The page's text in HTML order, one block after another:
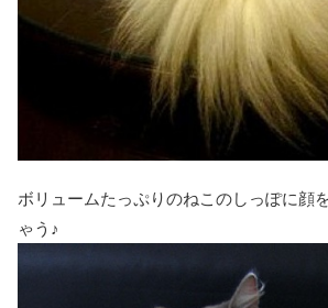
ボリュームたっぷりのねこのしっぽに顔
ゃう♪